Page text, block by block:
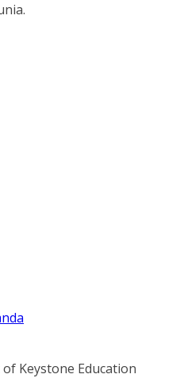
Keystone Education